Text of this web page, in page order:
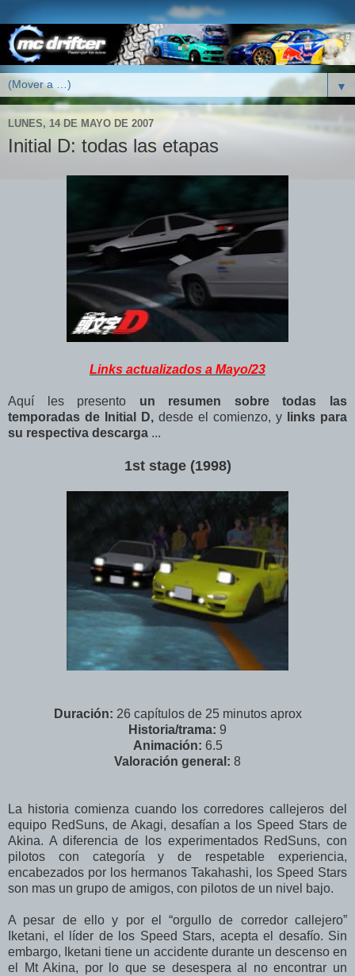
▼
LUNES, 14 DE MAYO DE 2007
Initial D: todas las etapas
Links actualizados a Mayo/23
Aquí les presento un resumen sobre todas las
temporadas de Initial D, desde el comienzo, y
links para
su respectiva descarga ...
1st stage (1998)
Duración: 26 capítulos de 25 minutos aprox
Historia/trama: 9
Animación: 6.5
Valoración general: 8
La historia comienza cuando los corredores callejeros del
equipo RedSuns, de Akagi, desafían a los Speed Stars de
Akina. A diferencia de los experimentados RedSuns, con
pilotos con categoría y de respetable experiencia,
encabezados por los hermanos Takahashi, los Speed Stars
son mas un grupo de amigos, con pilotos de un nivel bajo.
A pesar de ello y por el “orgullo de corredor callejero”
Iketani, el líder de los Speed Stars, acepta el desafío. Sin
embargo, Iketani tiene un accidente durante un descenso en
el Mt Akina, por lo que se desespera al no encontrar un